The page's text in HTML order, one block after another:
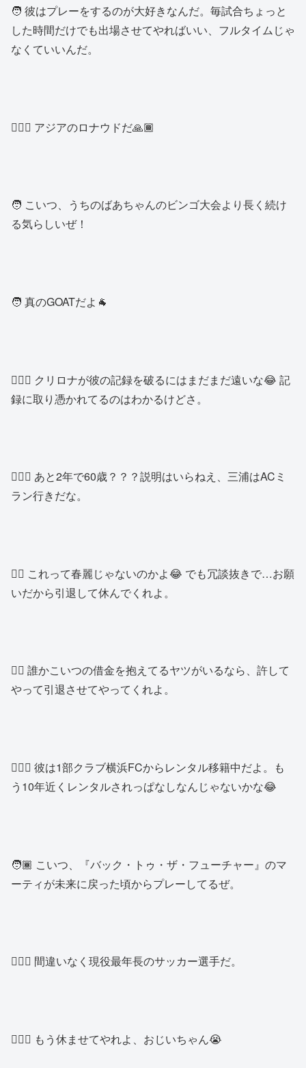
🧑 彼はプレーをするのが大好きなんだ。毎試合ちょっと
した時間だけでも出場させてやればいい、フルタイムじゃ
なくていいんだ。
👱🏾‍♂️ アジアのロナウドだ🙏🏾
🧑 こいつ、うちのばあちゃんのビンゴ大会より長く続け
る気らしいぜ！
🧑 真のGOATだよ🐐
👱🏽‍♂️ クリロナが彼の記録を破るにはまだまだ遠いな😂 記
録に取り憑かれてるのはわかるけどさ。
👱🏿‍♂️ あと2年で60歳？？？説明はいらねえ、三浦はACミ
ラン行きだな。
👱‍♂️ これって春麗じゃないのかよ😂 でも冗談抜きで…お願
いだから引退して休んでくれよ。
👱‍♂️ 誰かこいつの借金を抱えてるヤツがいるなら、許して
やって引退させてやってくれよ。
👱🏿‍♂️ 彼は1部クラブ横浜FCからレンタル移籍中だよ。も
う10年近くレンタルされっぱなしなんじゃないかな😂
🧑🏾 こいつ、『バック・トゥ・ザ・フューチャー』のマ
ーティが未来に戻った頃からプレーしてるぜ。
👱🏽‍♂️ 間違いなく現役最年長のサッカー選手だ。
🧑🏿‍♂️ もう休ませてやれよ、おじいちゃん😭